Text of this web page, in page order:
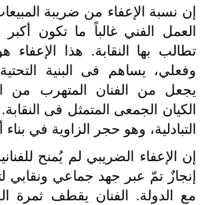
إن نسبة الإعفاء من ضريبة
تطالب بها النقابة. هذا
وفعلي، يساهم فى البنية
يجعل من الفنان المتهرب من
الكيان الجمعى المتمثل فى
التبادلية، وهو حجر الزاوية في
إن الإعفاء الضريبي لم يُمنح
إنجازٌ تمّ عبر جهد جماعي ونقابي
مع الدولة. الفنان يقطف ثمرة